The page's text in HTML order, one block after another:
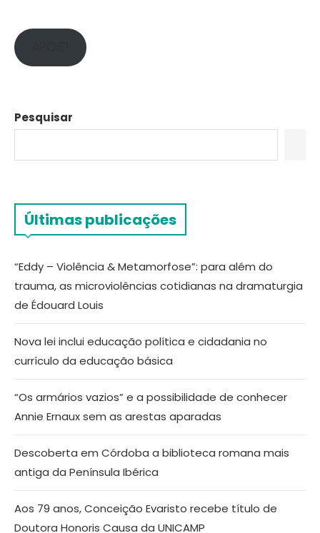
Pesquisar
Últimas publicações
“Eddy – Violência & Metamorfose”: para além do
trauma, as microviolências cotidianas na dramaturgia
de Édouard Louis
Nova lei inclui educação política e cidadania no
currículo da educação básica
“Os armários vazios” e a possibilidade de conhecer
Annie Ernaux sem as arestas aparadas
Descoberta em Córdoba a biblioteca romana mais
antiga da Península Ibérica
Aos 79 anos, Conceição Evaristo recebe título de
Doutora Honoris Causa da UNICAMP